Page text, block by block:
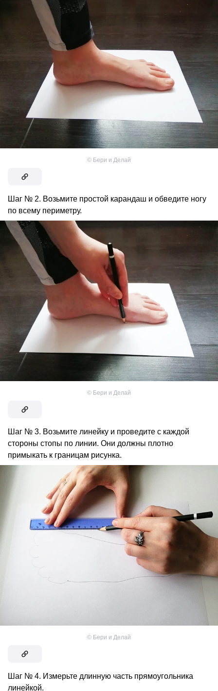
© Бери и Делай
Шаг № 2. Возьмите простой карандаш и обведите ногу
по всему периметру.
© Бери и Делай
Шаг № 3. Возьмите линейку и проведите с каждой
стороны стопы по линии. Они должны плотно
примыкать к границам рисунка.
© Бери и Делай
Шаг № 4. Измерьте длинную часть прямоугольника
линейкой.